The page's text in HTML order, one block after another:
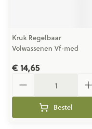
Kruk Regelbaar
Volwassenen Vf-med
€ 14,65
Bestel